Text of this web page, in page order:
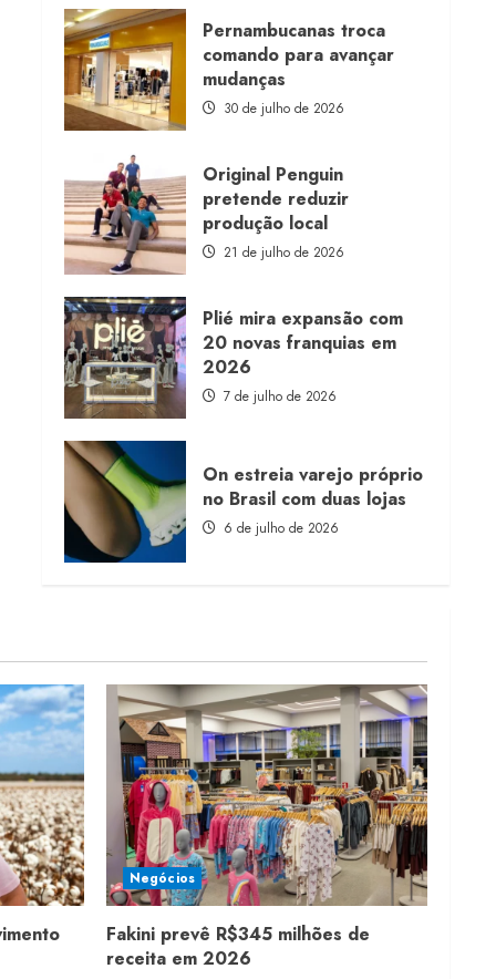
Morena
Rosa
lança
franquia
com
estoque
consignado
Pernambucanas troca
comando para avançar
mudanças
30 de julho de 2026
Original Penguin
pretende reduzir
produção local
21 de julho de 2026
Plié mira expansão com
20 novas franquias em
2026
7 de julho de 2026
On estreia varejo próprio
no Brasil com duas lojas
6 de julho de 2026
Negócios
Fakini prevê R$345 milhões de
receita em 2026